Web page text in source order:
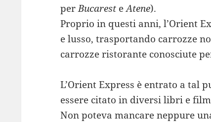
perBucarest eAtene).
Proprio in questi anni, l’Orient
e lusso, trasportando carrozze
carrozze ristorante conosciute
L’Orient Express è entrato a tal
essere citato in diversi libri e
Non poteva mancare neppure